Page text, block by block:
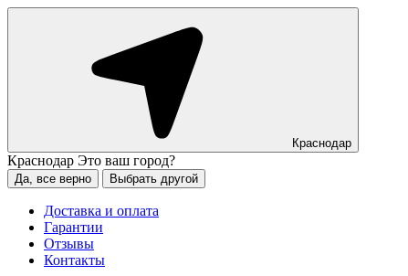
Краснодар
Краснодар Это ваш город?
Да, все верно Выбрать другой
Доставка и оплата
Гарантии
Отзывы
Контакты